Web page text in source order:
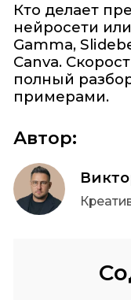
Кто делает
нейросети
Gamma,
Canva.
полный
примерами.
Автор: